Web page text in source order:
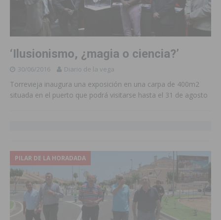
‘Ilusionismo, ¿magia o ciencia?’
30/06/2016 Diario de la vega
Torrevieja inaugura una exposición en una carpa de 400m2
situada en el puerto que podrá visitarse hasta el 31 de agosto
PILAR DE LA HORADADA